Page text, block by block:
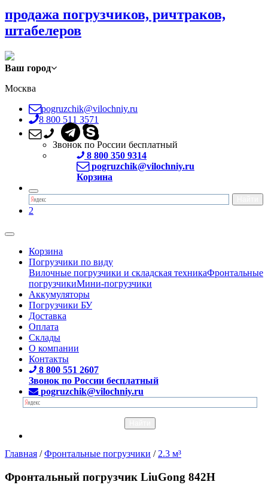
продажа погрузчиков, ричтраков,
штабелеров
Ваш город
Москва
pogruzchik@vilochniy.ru
8 800 511 3571
Звонок по России бесплатный
8 800 350 9314
pogruzchik@vilochniy.ru
Корзина
2
Корзина
Погрузчики по виду
Вилочные погрузчики и складская техникаФронтальные
погрузчикиМини-погрузчики
Аккумуляторы
Погрузчики БУ
Доставка
Оплата
Склады
О компании
Контакты
8 800 551 2607
Звонок по России бесплатный
pogruzchik@vilochniy.ru
Главная /Фронтальные погрузчики / 2.3 м³
Фронтальный погрузчик LiuGong 842H